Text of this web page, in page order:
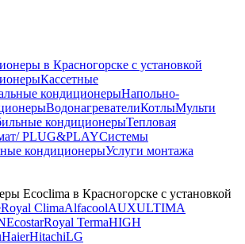
в Красногорске с установкой
Кассетные
кондиционерыНапольно-
ВодонагревателиКотлыМульти
кондиционерыТепловая
PLUG&PLAYСистемы
кондиционерыУслуги монтажа
Ecoclima в Красногорске с установкой
Royal ClimaAlfacoolAUXULTIMA
EcostarRoyal TermaHIGH
HaierHitachiLG